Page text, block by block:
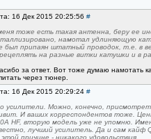
16 Дек 2015 20:25:56 #
тоже есть такая антенна, беру ее
намотал удлиняющую
был припаян штатный проводок, т.е. в
на разные витки катушки и в
за ответ. Вот тоже думаю намотать
через тюнер.
16 Дек 2015 20:29:24 #
усилители. Можно, конечно,
И ваших корреспондентов тоже.
HF, вторую модель уже не упомню.
лучший усилитель. Да и сам кайф
причине - никакого удовольствия.